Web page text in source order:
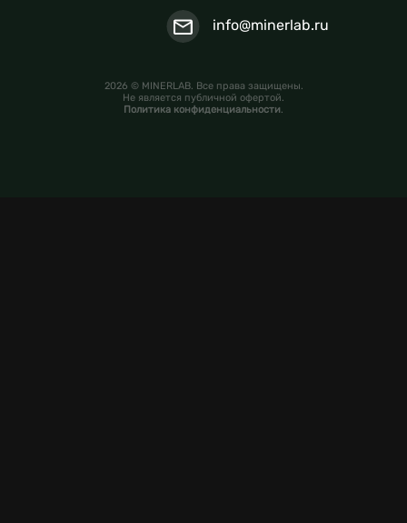
info@minerlab.ru
2026 © MINERLAB. Все права защищены.
Не является публичной офертой.
Политика конфиденциальности.